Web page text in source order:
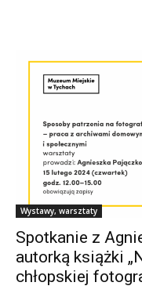
Wystawy, warsztaty
Spotkanie z
autorką książki
chłopskiej